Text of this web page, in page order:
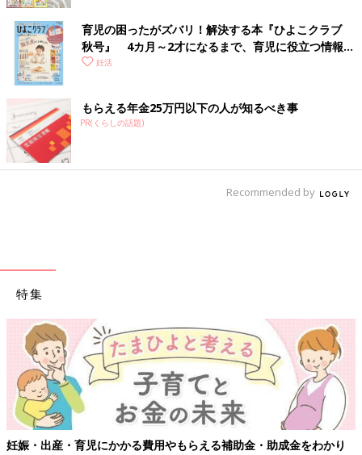
育児の困ったがズバリ！解決する本『ひよこクラブ
秋号』 4カ月～2才になるまで、育児に役立つ情報が
いっぱい！
妊活
もらえる年金25万円以下の人が知るべき事
PR(くらしの話題)
Recommended by
特集
【ワクチン接種できるものも】妊婦の感染症対策、知っておいて！